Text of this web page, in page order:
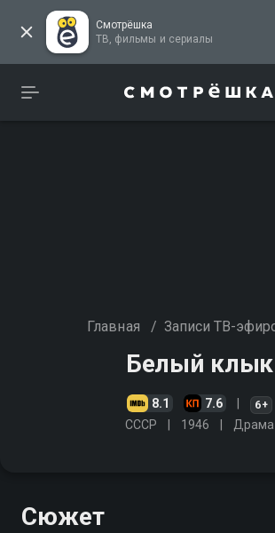
Смотрёшка
ТВ, фильмы и сериалы
Главная / Записи ТВ-
Белый клык
8.1 7.6 6+
СССР 1946 Драма
Сюжет